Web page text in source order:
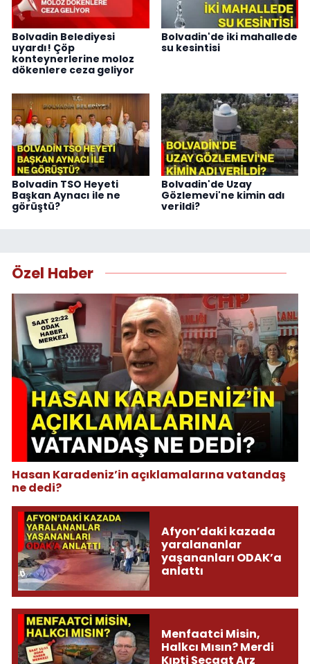
Bolvadin Belediyesi
uyardı! Çöp
konteynerlerine moloz
dökenlere ceza geliyor
Bolvadin'de iki mahallede
su kesintisi
Bolvadin TSO Heyeti
Başkan Aynacı ile ne
görüştü?
Bolvadin'de Uzay
Gözlemevi'ne kimin adı
verildi?
Özel Haber
Hasan Karadeniz’in açıklamalarına vatandaş
ne dedi?
Afyon’daki kazada
yaralananlar
yaşananları ODAK’a
anlattı
Menfaatci Misin,
Halkcı Mısın? Merdi
Kıpti Şecaat Arz